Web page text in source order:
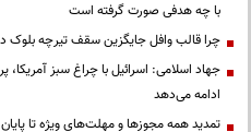
با چه هدفی صورت گرفته است
چرا قالب وافل جایگزین سقف تیرچه
جهاد اسلامی: اسرائیل با چراغ سبز
ادامه می‌دهد
تمدید همه مجوزها و مهلت‌های ویژه تا